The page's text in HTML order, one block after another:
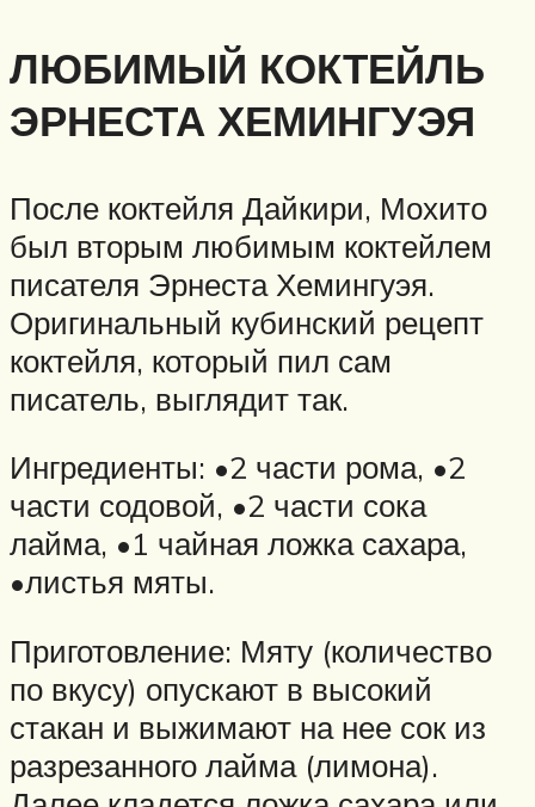
ЛЮБИМЫЙ КОКТЕЙЛЬ
ЭРНЕСТА ХЕМИНГУЭЯ
После коктейля Дайкири, Мохито
был вторым любимым коктейлем
писателя Эрнеста Хемингуэя.
Оригинальный кубинский рецепт
коктейля, который пил сам
писатель, выглядит так.
Ингредиенты: •2 части рома, •2
части содовой, •2 части сока
лайма, •1 чайная ложка сахара,
•листья мяты.
Приготовление: Мяту (количество
по вкусу) опускают в высокий
стакан и выжимают на нее сок из
разрезанного лайма (лимона).